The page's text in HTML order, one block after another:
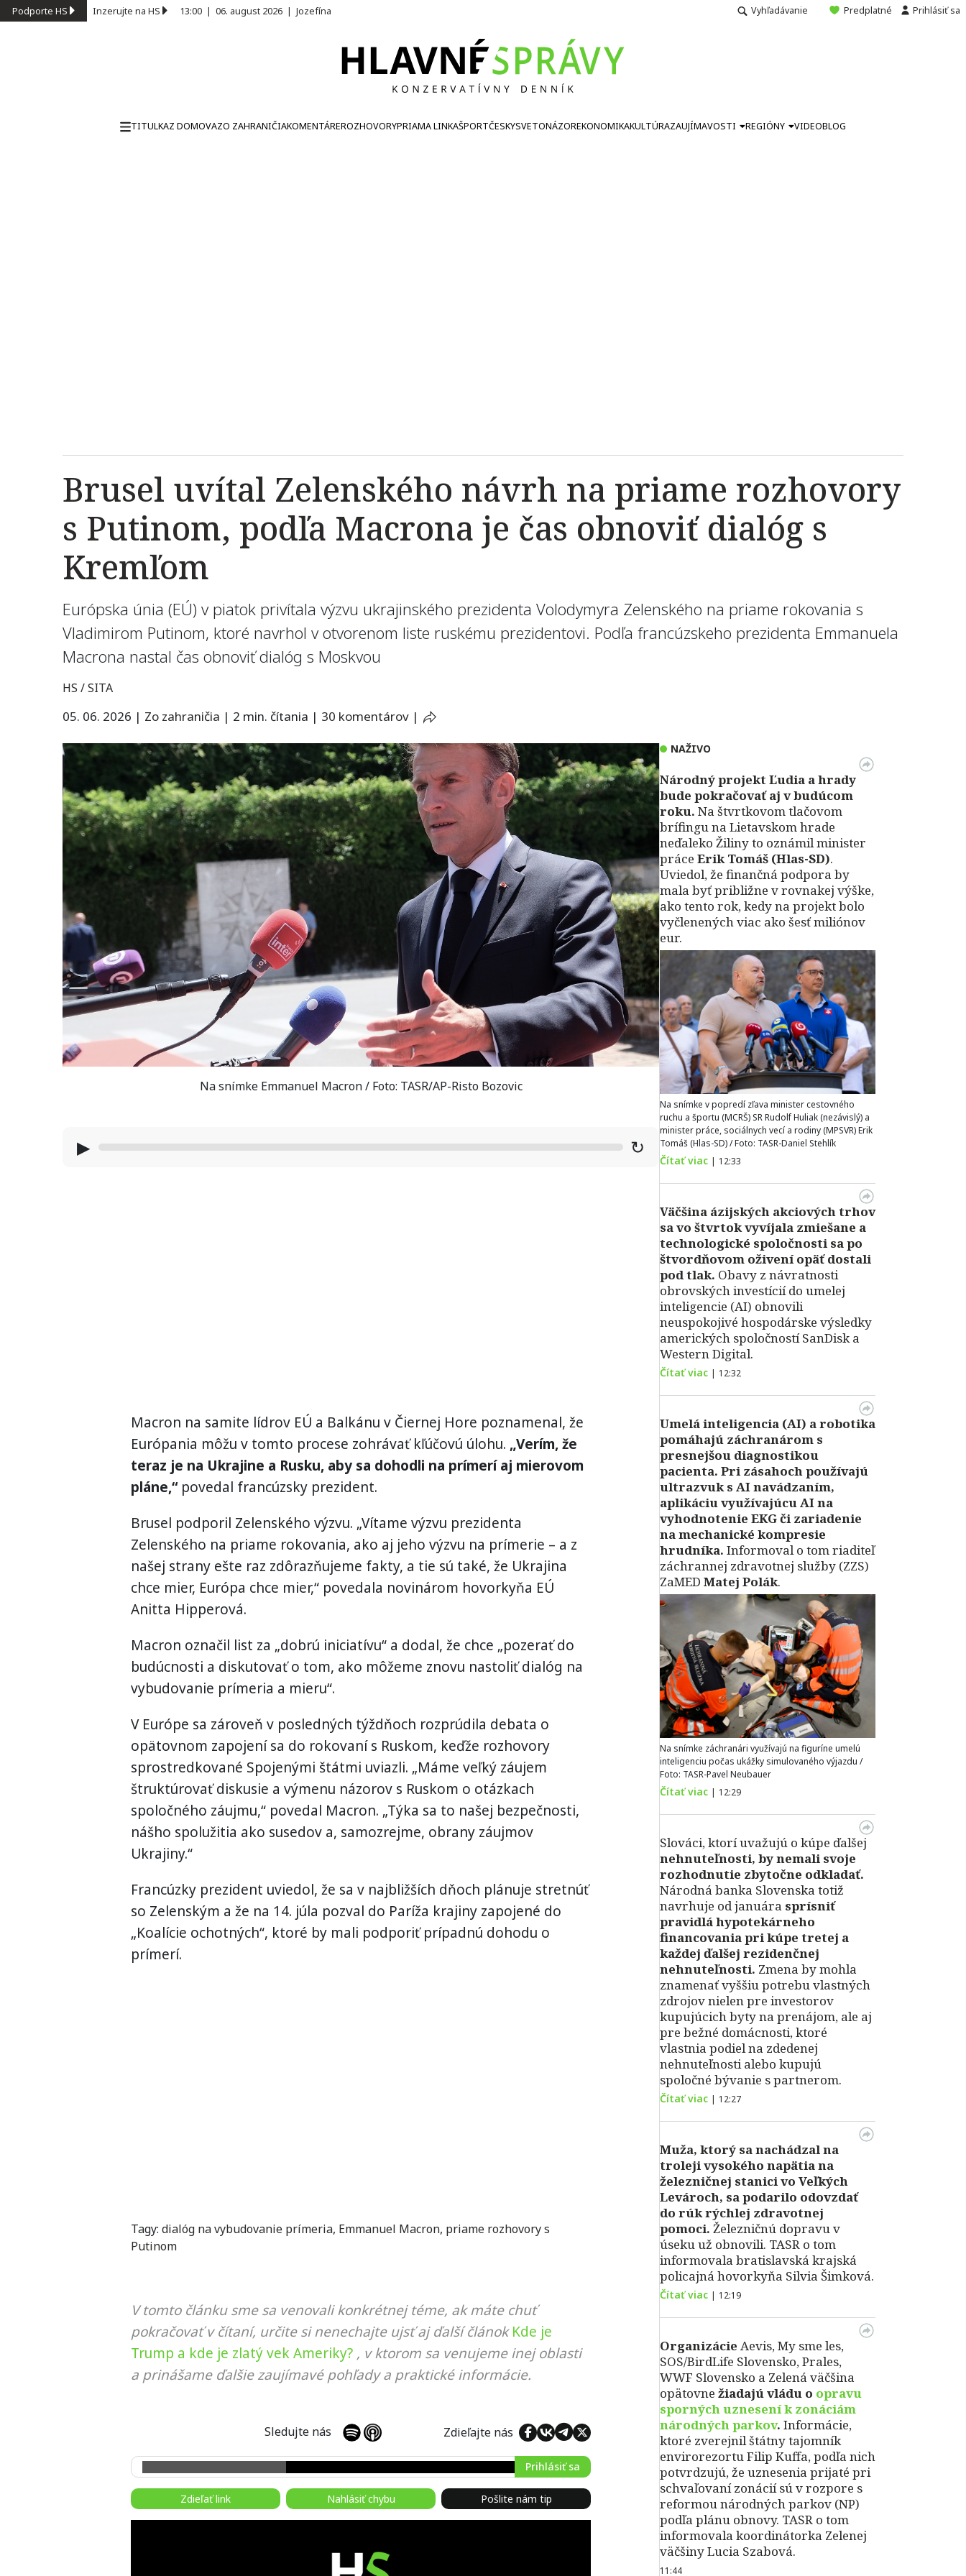
Podporte HS Inzerujte na HS 13:00 | 06. august 2026 | Jozefína Vyhľadávanie Predplatné Prihlásiť sa
TITULKAZ DOMOVAZO ZAHRANIČIAKOMENTÁREROZHOVORYPRIAMA LINKAŠPORTČESKYSVETONÁZOREKONOMIKAKULTÚRAZAUJÍMAVOSTI REGIÓNY VIDEOBLOG
Brusel uvítal Zelenského návrh na priame rozhovory
s Putinom, podľa Macrona je čas obnoviť dialóg s
Kremľom
Európska únia (EÚ) v piatok privítala výzvu ukrajinského prezidenta Volodymyra Zelenského na priame rokovania s
Vladimirom Putinom, ktoré navrhol v otvorenom liste ruskému prezidentovi. Podľa francúzskeho prezidenta Emmanuela
Macrona nastal čas obnoviť dialóg s Moskvou
HS / SITA
05. 06. 2026 | Zo zahraničia | 2 min. čítania | 30 komentárov |
Na snímke Emmanuel Macron / Foto: TASR/AP-Risto Bozovic
▶ ↻
Macron na samite lídrov EÚ a Balkánu v Čiernej Hore poznamenal, že
Európania môžu v tomto procese zohrávať kľúčovú úlohu. „Verím, že
teraz je na Ukrajine a Rusku, aby sa dohodli na prímerí aj mierovom
pláne,“povedal francúzsky prezident.
Brusel podporil Zelenského výzvu. „Vítame výzvu prezidenta
Zelenského na priame rokovania, ako aj jeho výzvu na prímerie – a z
našej strany ešte raz zdôrazňujeme fakty, a tie sú také, že Ukrajina
chce mier, Európa chce mier,“ povedala novinárom hovorkyňa EÚ
Anitta Hipperová.
Macron označil list za „dobrú iniciatívu“ a dodal, že chce „pozerať do
budúcnosti a diskutovať o tom, ako môžeme znovu nastoliť dialóg na
vybudovanie prímeria a mieru“.
V Európe sa zároveň v posledných týždňoch rozprúdila debata o
opätovnom zapojení sa do rokovaní s Ruskom, keďže rozhovory
sprostredkované Spojenými štátmi uviazli. „Máme veľký záujem
štruktúrovať diskusie a výmenu názorov s Ruskom o otázkach
spoločného záujmu,“ povedal Macron. „Týka sa to našej bezpečnosti,
nášho spolužitia ako susedov a, samozrejme, obrany záujmov
Ukrajiny.“
Francúzky prezident uviedol, že sa v najbližších dňoch plánuje stretnúť
so Zelenským a že na 14. júla pozval do Paríža krajiny zapojené do
„Koalície ochotných“, ktoré by mali podporiť prípadnú dohodu o
prímerí.
Tagy: dialóg na vybudovanie prímeria, Emmanuel Macron, priame rozhovory s
Putinom
V tomto článku sme sa venovali konkrétnej téme, ak máte chuť
pokračovať v čítaní, určite si nenechajte ujsť aj ďalší článok Kde je
Trump a kde je zlatý vek Ameriky? , v ktorom sa venujeme inej oblasti
a prinášame ďalšie zaujímavé pohľady a praktické informácie.
Sledujte nás Zdieľajte nás
Prihlásiť sa
Zdieľať link Nahlásiť chybu Pošlite nám tip
NAŽIVO
Národný projekt Ľudia a hrady
bude pokračovať aj v budúcom
roku. Na štvrtkovom tlačovom
brífingu na Lietavskom hrade
neďaleko Žiliny to oznámil minister
práce Erik Tomáš (Hlas-SD).
Uviedol, že finančná podpora by
mala byť približne v rovnakej výške,
ako tento rok, kedy na projekt bolo
vyčlenených viac ako šesť miliónov
eur.
Na snímke v popredí zľava minister cestovného
ruchu a športu (MCRŠ) SR Rudolf Huliak (nezávislý) a
minister práce, sociálnych vecí a rodiny (MPSVR) Erik
Tomáš (Hlas-SD) / Foto: TASR-Daniel Stehlík
Čítať viac | 12:33
Väčšina ázijských akciových trhov
sa vo štvrtok vyvíjala zmiešane a
technologické spoločnosti sa po
štvordňovom oživení opäť dostali
pod tlak. Obavy z návratnosti
obrovských investícií do umelej
inteligencie (AI) obnovili
neuspokojivé hospodárske výsledky
amerických spoločností SanDisk a
Western Digital.
Čítať viac | 12:32
Umelá inteligencia (AI) a robotika
pomáhajú záchranárom s
presnejšou diagnostikou
pacienta. Pri zásahoch používajú
ultrazvuk s AI navádzaním,
aplikáciu využívajúcu AI na
vyhodnotenie EKG či zariadenie
na mechanické kompresie
hrudníka. Informoval o tom riaditeľ
záchrannej zdravotnej služby (ZZS)
ZaMED Matej Polák.
Na snímke záchranári využívajú na figuríne umelú
inteligenciu počas ukážky simulovaného výjazdu /
Foto: TASR-Pavel Neubauer
Čítať viac | 12:29
Slováci, ktorí uvažujú o kúpe ďalšej
nehnuteľnosti, by nemali svoje
rozhodnutie zbytočne odkladať.
Národná banka Slovenska totiž
navrhuje od januára sprísniť
pravidlá hypotekárneho
financovania pri kúpe tretej a
každej ďalšej rezidenčnej
nehnuteľnosti. Zmena by mohla
znamenať vyššiu potrebu vlastných
zdrojov nielen pre investorov
kupujúcich byty na prenájom, ale aj
pre bežné domácnosti, ktoré
vlastnia podiel na zdedenej
nehnuteľnosti alebo kupujú
spoločné bývanie s partnerom.
Čítať viac | 12:27
Muža, ktorý sa nachádzal na
troleji vysokého napätia na
železničnej stanici vo Veľkých
Levároch, sa podarilo odovzdať
do rúk rýchlej zdravotnej
pomoci. Železničnú dopravu v
úseku už obnovili. TASR o tom
informovala bratislavská krajská
policajná hovorkyňa Silvia Šimková.
Čítať viac | 12:19
Organizácie Aevis, My sme les,
SOS/BirdLife Slovensko, Prales,
WWF Slovensko a Zelená väčšina
opätovne žiadajú vládu o opravu
sporných uznesení k zonáciám
národných parkov. Informácie,
ktoré zverejnil štátny tajomník
envirorezortu Filip Kuffa, podľa nich
potvrdzujú, že uznesenia prijaté pri
schvaľovaní zonácií sú v rozpore s
reformou národných parkov (NP)
podľa plánu obnovy. TASR o tom
informovala koordinátorka Zelenej
väčšiny Lucia Szabová.
11:44